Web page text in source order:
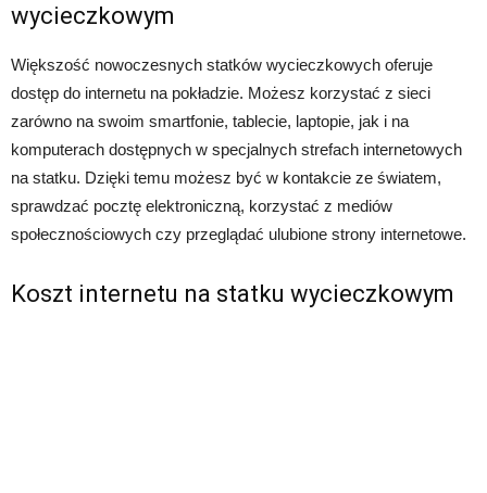
wycieczkowym
Większość nowoczesnych statków wycieczkowych oferuje
dostęp do internetu na pokładzie. Możesz korzystać z sieci
zarówno na swoim smartfonie, tablecie, laptopie, jak i na
komputerach dostępnych w specjalnych strefach internetowych
na statku. Dzięki temu możesz być w kontakcie ze światem,
sprawdzać pocztę elektroniczną, korzystać z mediów
społecznościowych czy przeglądać ulubione strony internetowe.
Koszt internetu na statku wycieczkowym